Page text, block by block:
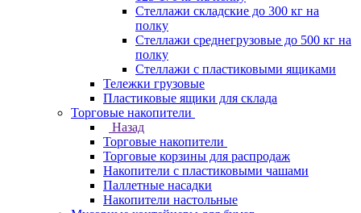
Стеллажи складские до 300 кг на
полку
Стеллажи среднегрузовые до 500 кг на
полку
Стеллажи с пластиковыми ящиками
Тележки грузовые
Пластиковые ящики для склада
Торговые накопители
Назад
Торговые накопители
Торговые корзины для распродаж
Накопители с пластиковыми чашами
Паллетные насадки
Накопители настольные